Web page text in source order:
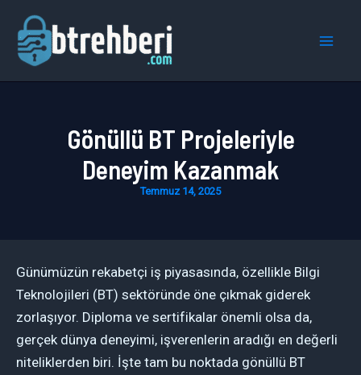
İçeriğe
atla
Gönüllü BT Projeleriyle
Deneyim Kazanmak
Temmuz 14, 2025
Günümüzün rekabetçi iş piyasasında, özellikle Bilgi
Teknolojileri (BT) sektöründe öne çıkmak giderek
zorlaşıyor. Diploma ve sertifikalar önemli olsa da,
gerçek dünya deneyimi, işverenlerin aradığı en değerli
niteliklerden biri. İşte tam bu noktada gönüllü BT